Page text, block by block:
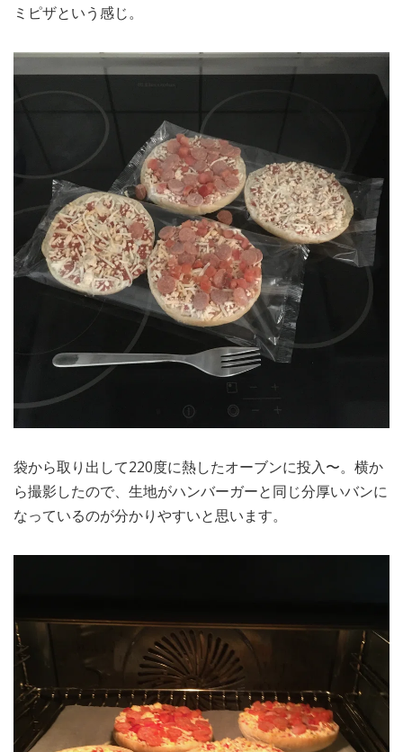
ミピザという感じ。
袋から取り出して220度に熱したオーブンに投入〜。横か
ら撮影したので、生地がハンバーガーと同じ分厚いバンに
なっているのが分かりやすいと思います。